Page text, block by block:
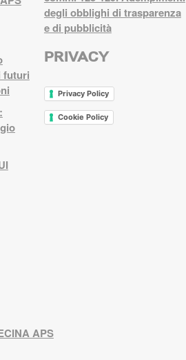
APS
futuri
degli obblighi di trasparenza
e di pubblicità
PRIVACY
Privacy Policy
Cookie Policy